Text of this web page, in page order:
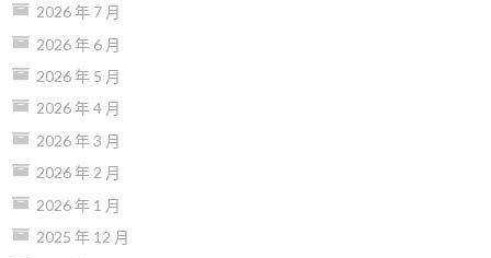
2026 年 7 月
2026 年 6 月
2026 年 5 月
2026 年 4 月
2026 年 3 月
2026 年 2 月
2026 年 1 月
2025 年 12 月